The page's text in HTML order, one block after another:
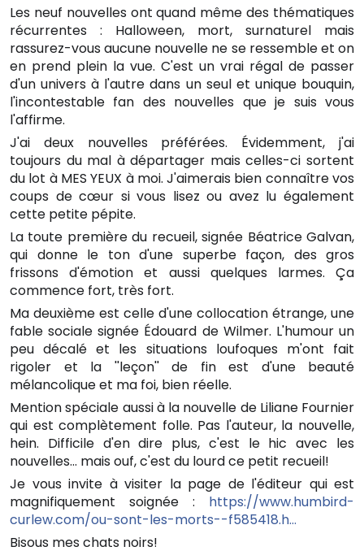
Les neuf nouvelles ont quand même des thématiques
récurrentes : Halloween, mort, surnaturel mais
rassurez-vous aucune nouvelle ne se ressemble et on
en prend plein la vue. C'est un vrai régal de passer
d'un univers à l'autre dans un seul et unique bouquin,
l'incontestable fan des nouvelles que je suis vous
l'affirme.
J'ai deux nouvelles préférées. Évidemment, j'ai
toujours du mal à départager mais celles-ci sortent
du lot à MES YEUX à moi. J'aimerais bien connaître vos
coups de cœur si vous lisez ou avez lu également
cette petite pépite.
La toute première du recueil, signée Béatrice Galvan,
qui donne le ton d'une superbe façon, des gros
frissons d'émotion et aussi quelques larmes. Ça
commence fort, très fort.
Ma deuxième est celle d'une collocation étrange, une
fable sociale signée Édouard de Wilmer. L'humour un
peu décalé et les situations loufoques m'ont fait
rigoler et la ''leçon'' de fin est d'une beauté
mélancolique et ma foi, bien réelle.
Mention spéciale aussi à la nouvelle de Liliane Fournier
qui est complètement folle. Pas l'auteur, la nouvelle,
hein. Difficile d'en dire plus, c'est le hic avec les
nouvelles... mais ouf, c'est du lourd ce petit recueil!
Je vous invite à visiter la page de l'éditeur qui est
magnifiquement soignée : https://www.humbird-
curlew.com/ou-sont-les-morts--f585418.h…
Bisous mes chats noirs!